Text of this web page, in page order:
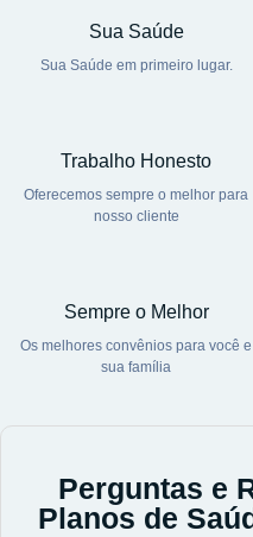
Sua Saúde
Sua Saúde em primeiro lugar.
Trabalho Honesto
Oferecemos sempre o melhor para
nosso cliente
Sempre o Melhor
Os melhores convênios para você e
sua família
Perguntas e
Planos de